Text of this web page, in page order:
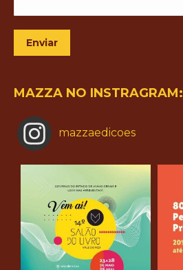
Enviar
MAZZA NO INSTRAGRAM:
mazzaedicoes